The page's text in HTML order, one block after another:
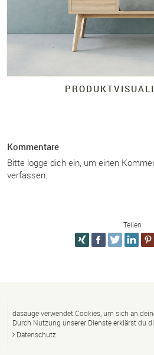
Kommentare
Bitte logge dich ein, um einen
verfassen.
Teilen
dasauge verwendet Cookies, um sich an
Durch Nutzung unserer Dienste erklärst du
Datenschutz